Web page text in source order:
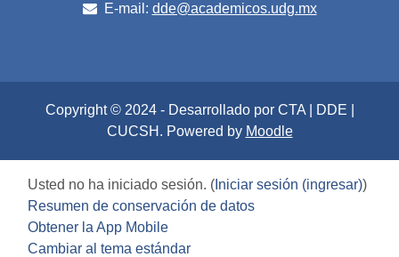
E-mail: dde@academicos.udg.mx
Copyright © 2024 - Desarrollado por CTA | DDE |
CUCSH. Powered by Moodle
Usted no ha iniciado sesión. ( Iniciar sesión (ingresar))
Resumen de conservación de datos
Obtener la App Mobile
Cambiar al tema estándar